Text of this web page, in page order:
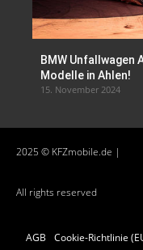
BMW Unfallwagen
Modelle in Ahlen!
15. November 2024
2025 © KFZmobile.de |
All rights reserved
AGB Cookie-Richtlinie